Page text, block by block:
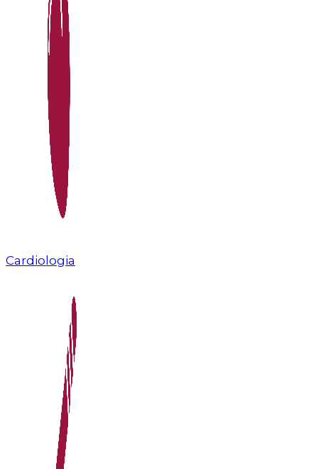
Cardiologia